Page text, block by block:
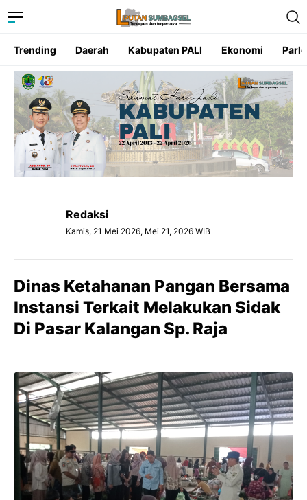
Trending Daerah Kabupaten PALI Ekonomi
Redaksi
Kamis, 21 Mei 2026, Mei 21, 2026 WIB
Dinas Ketahanan Pangan Bersama
Instansi Terkait Melakukan Sidak
Di Pasar Kalangan Sp. Raja